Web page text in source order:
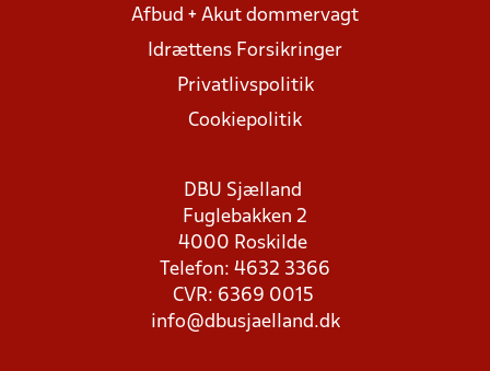
Afbud + Akut dommervagt
Idrættens Forsikringer
Privatlivspolitik
Cookiepolitik
DBU Sjælland
Fuglebakken 2
4000 Roskilde
Telefon: 4632 3366
CVR: 6369 0015
info@dbusjaelland.dk